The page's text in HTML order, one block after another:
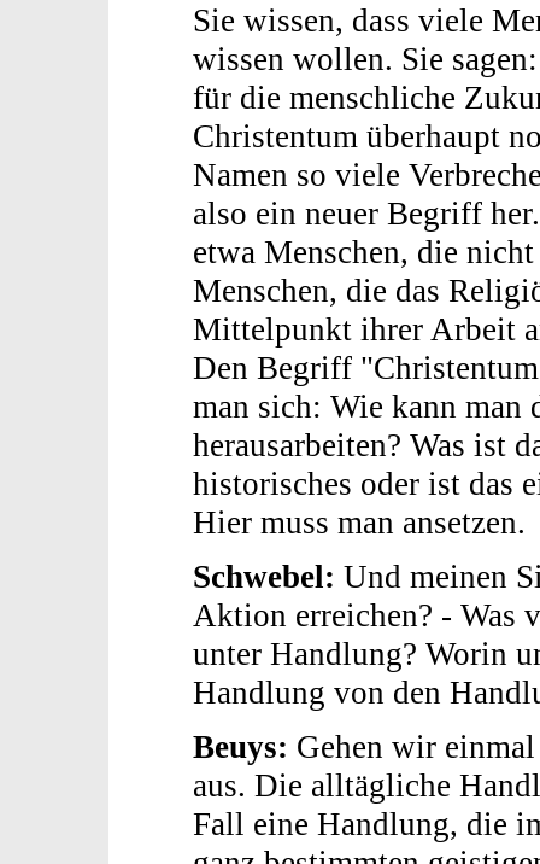
Sie wissen, dass viele
wissen wollen. Sie
für die menschliche
Christentum überhaupt
Namen so viele
also ein neuer Begriff
etwa Menschen, die
Menschen, die das
Mittelpunkt ihrer Arbeit
Den Begriff
man sich: Wie kann man
herausarbeiten? Was ist
historisches oder ist das
Hier muss man ansetzen.
Schwebel: Und meinen
Aktion erreichen? - Was
unter Handlung? Worin
Handlung von den
Beuys: Gehen wir
aus. Die alltägliche
Fall eine Handlung, die